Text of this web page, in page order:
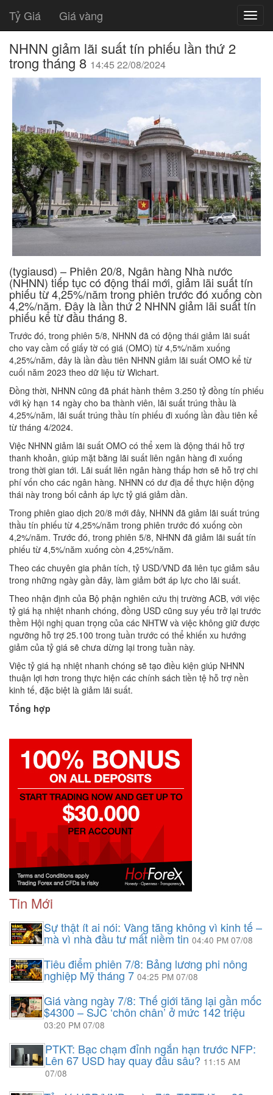
Tỷ Giá Giá vàng
NHNN giảm lãi suất tín phiếu lần thứ 2
trong tháng 8 14:45 22/08/2024
(tygiausd) – Phiên 20/8, Ngân hàng Nhà nước
(NHNN) tiếp tục có động thái mới, giảm lãi suất tín
phiếu từ 4,25%/năm trong phiên trước đó xuống còn
4,2%/năm. Đây là lần thứ 2 NHNN giảm lãi suất tín
phiếu kể từ đầu tháng 8.
Trước đó, trong phiên 5/8, NHNN đã có động thái giảm lãi suất
cho vay cầm cố giấy tờ có giá (OMO) từ 4,5%/năm xuống
4,25%/năm, đây là lần đầu tiên NHNN giảm lãi suất OMO kể từ
cuối năm 2023 theo dữ liệu từ Wichart.
Đồng thời, NHNN cũng đã phát hành thêm 3.250 tỷ đồng tín phiếu
với kỳ hạn 14 ngày cho ba thành viên, lãi suất trúng thầu là
4,25%/năm, lãi suất trúng thầu tín phiếu đi xuống lần đầu tiên kể
từ tháng 4/2024.
Việc NHNN giảm lãi suất OMO có thể xem là động thái hỗ trợ
thanh khoản, giúp mặt bằng lãi suất liên ngân hàng đi xuống
trong thời gian tới. Lãi suất liên ngân hàng thấp hơn sẽ hỗ trợ chi
phí vốn cho các ngân hàng. NHNN có dư địa để thực hiện động
thái này trong bối cảnh áp lực tỷ giá giảm dần.
Trong phiên giao dịch 20/8 mới đây, NHNN đã giảm lãi suất trúng
thầu tín phiếu từ 4,25%/năm trong phiên trước đó xuống còn
4,2%/năm. Trước đó, trong phiên 5/8, NHNN đã giảm lãi suất tín
phiếu từ 4,5%/năm xuống còn 4,25%/năm.
Theo các chuyên gia phân tích, tỷ USD/VND đã liên tục giảm sâu
trong những ngày gần đây, làm giảm bớt áp lực cho lãi suất.
Theo nhận định của Bộ phận nghiên cứu thị trường ACB, với việc
tỷ giá hạ nhiệt nhanh chóng, đồng USD cũng suy yếu trở lại trước
thềm Hội nghị quan trọng của các NHTW và việc không giữ được
ngưỡng hỗ trợ 25.100 trong tuần trước có thể khiến xu hướng
giảm của tỷ giá sẽ chưa dừng lại trong tuần này.
Việc tỷ giá hạ nhiệt nhanh chóng sẽ tạo điều kiện giúp NHNN
thuận lợi hơn trong thực hiện các chính sách tiền tệ hỗ trợ nền
kinh tế, đặc biệt là giảm lãi suất.
Tổng hợp
Tin Mới
Sự thật ít ai nói: Vàng tăng không vì kinh tế –
mà vì nhà đầu tư mất niềm tin 04:40 PM 07/08
Tiêu điểm phiên 7/8: Bảng lương phi nông
nghiệp Mỹ tháng 7 04:25 PM 07/08
Giá vàng ngày 7/8: Thế giới tăng lại gần mốc
$4300 – SJC ‘chôn chân’ ở mức 142 triệu
03:20 PM 07/08
PTKT: Bạc chạm đỉnh ngắn hạn trước NFP:
Lên 67 USD hay quay đầu sâu? 11:15 AM
07/08